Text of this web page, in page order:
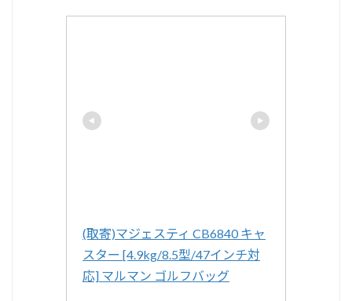
(取寄)マジェスティ CB6840 キャ
スター [4.9kg/8.5型/47インチ対
応] マルマン ゴルフバッグ